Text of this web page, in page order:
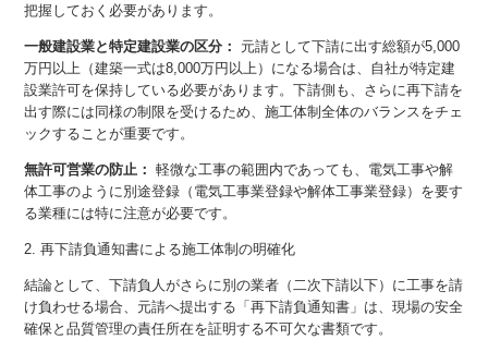
把握しておく必要があります。
一般建設業と特定建設業の区分：
元請として下請に出す総額が5,000
万円以上（建築一式は8,000万円以上）になる場合は、自社が特定建
設業許可を保持している必要があります。下請側も、さらに再下請を
出す際には同様の制限を受けるため、施工体制全体のバランスをチェ
ックすることが重要です。
無許可営業の防止： 軽微な工事の範囲内であっても、電気工事や解
体工事のように別途登録（電気工事業登録や解体工事業登録）を要す
る業種には特に注意が必要です。
2. 再下請負通知書による施工体制の明確化
結論として、下請負人がさらに別の業者（二次下請以下）に工事を請
け負わせる場合、元請へ提出する「再下請負通知書」は、現場の安全
確保と品質管理の責任所在を証明する不可欠な書類です。